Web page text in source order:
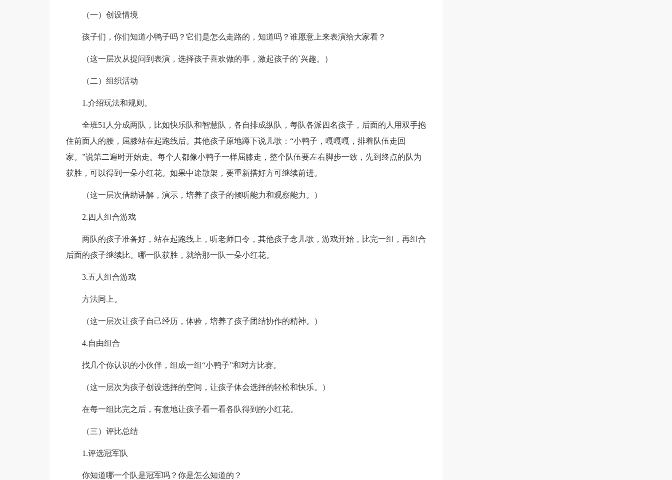
（一）创设情境
孩子们，你们知道小鸭子吗？它们是怎么走路的，知道吗？谁愿意上来表演给大家看？
（这一层次从提问到表演，选择孩子喜欢做的事，激起孩子的`兴趣。）
（二）组织活动
1.介绍玩法和规则。
全班51人分成两队，比如快乐队和智慧队，各自排成纵队，每队各派四名孩子，后面的人用双手抱
住前面人的腰，屈膝站在起跑线后。其他孩子原地蹲下说儿歌：“小鸭子，嘎嘎嘎，排着队伍走回
家。”说第二遍时开始走。每个人都像小鸭子一样屈膝走，整个队伍要左右脚步一致，先到终点的队为
获胜，可以得到一朵小红花。如果中途散架，要重新搭好方可继续前进。
（这一层次借助讲解，演示，培养了孩子的倾听能力和观察能力。）
2.四人组合游戏
两队的孩子准备好，站在起跑线上，听老师口令，其他孩子念儿歌，游戏开始，比完一组，再组合
后面的孩子继续比。哪一队获胜，就给那一队一朵小红花。
3.五人组合游戏
方法同上。
（这一层次让孩子自己经历，体验，培养了孩子团结协作的精神。）
4.自由组合
找几个你认识的小伙伴，组成一组“小鸭子”和对方比赛。
（这一层次为孩子创设选择的空间，让孩子体会选择的轻松和快乐。）
在每一组比完之后，有意地让孩子看一看各队得到的小红花。
（三）评比总结
1.评选冠军队
你知道哪一个队是冠军吗？你是怎么知道的？